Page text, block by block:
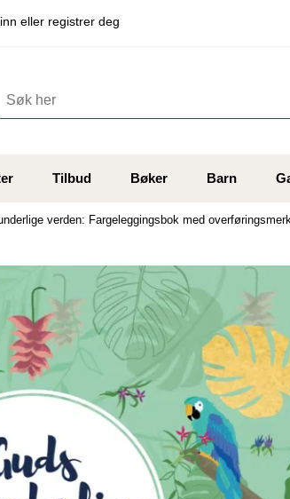
eller registrer deg
Tilbud Bøker Barn
verden: Fargeleggingsbok med